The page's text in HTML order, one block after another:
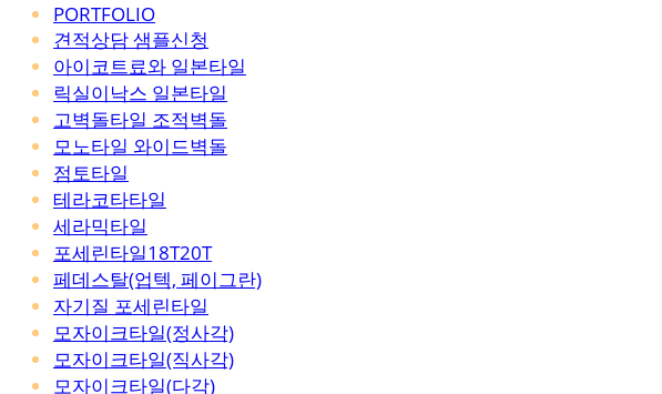
PORTFOLIO
견적상담 샘플신청
아이코트료와 일본타일
릭실이낙스 일본타일
고벽돌타일 조적벽돌
모노타일 와이드벽돌
점토타일
테라코타타일
세라믹타일
포세린타일18T20T
페데스탈(업텍, 페이그란)
자기질 포세린타일
모자이크타일(정사각)
모자이크타일(직사각)
모자이크타일(다각)